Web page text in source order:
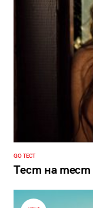
GO ТЕСТ
Тест на тест